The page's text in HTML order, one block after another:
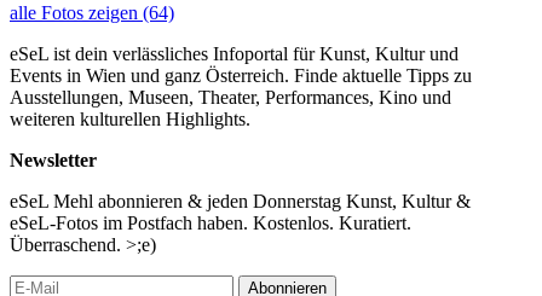
alle Fotos zeigen (64)
eSeL ist dein verlässliches Infoportal für Kunst, Kultur und
Events in Wien und ganz Österreich. Finde aktuelle Tipps zu
Ausstellungen, Museen, Theater, Performances, Kino und
weiteren kulturellen Highlights.
Newsletter
eSeL Mehl abonnieren & jeden Donnerstag Kunst, Kultur &
eSeL-Fotos im Postfach haben. Kostenlos. Kuratiert.
Überraschend. >;e)
Abonnieren